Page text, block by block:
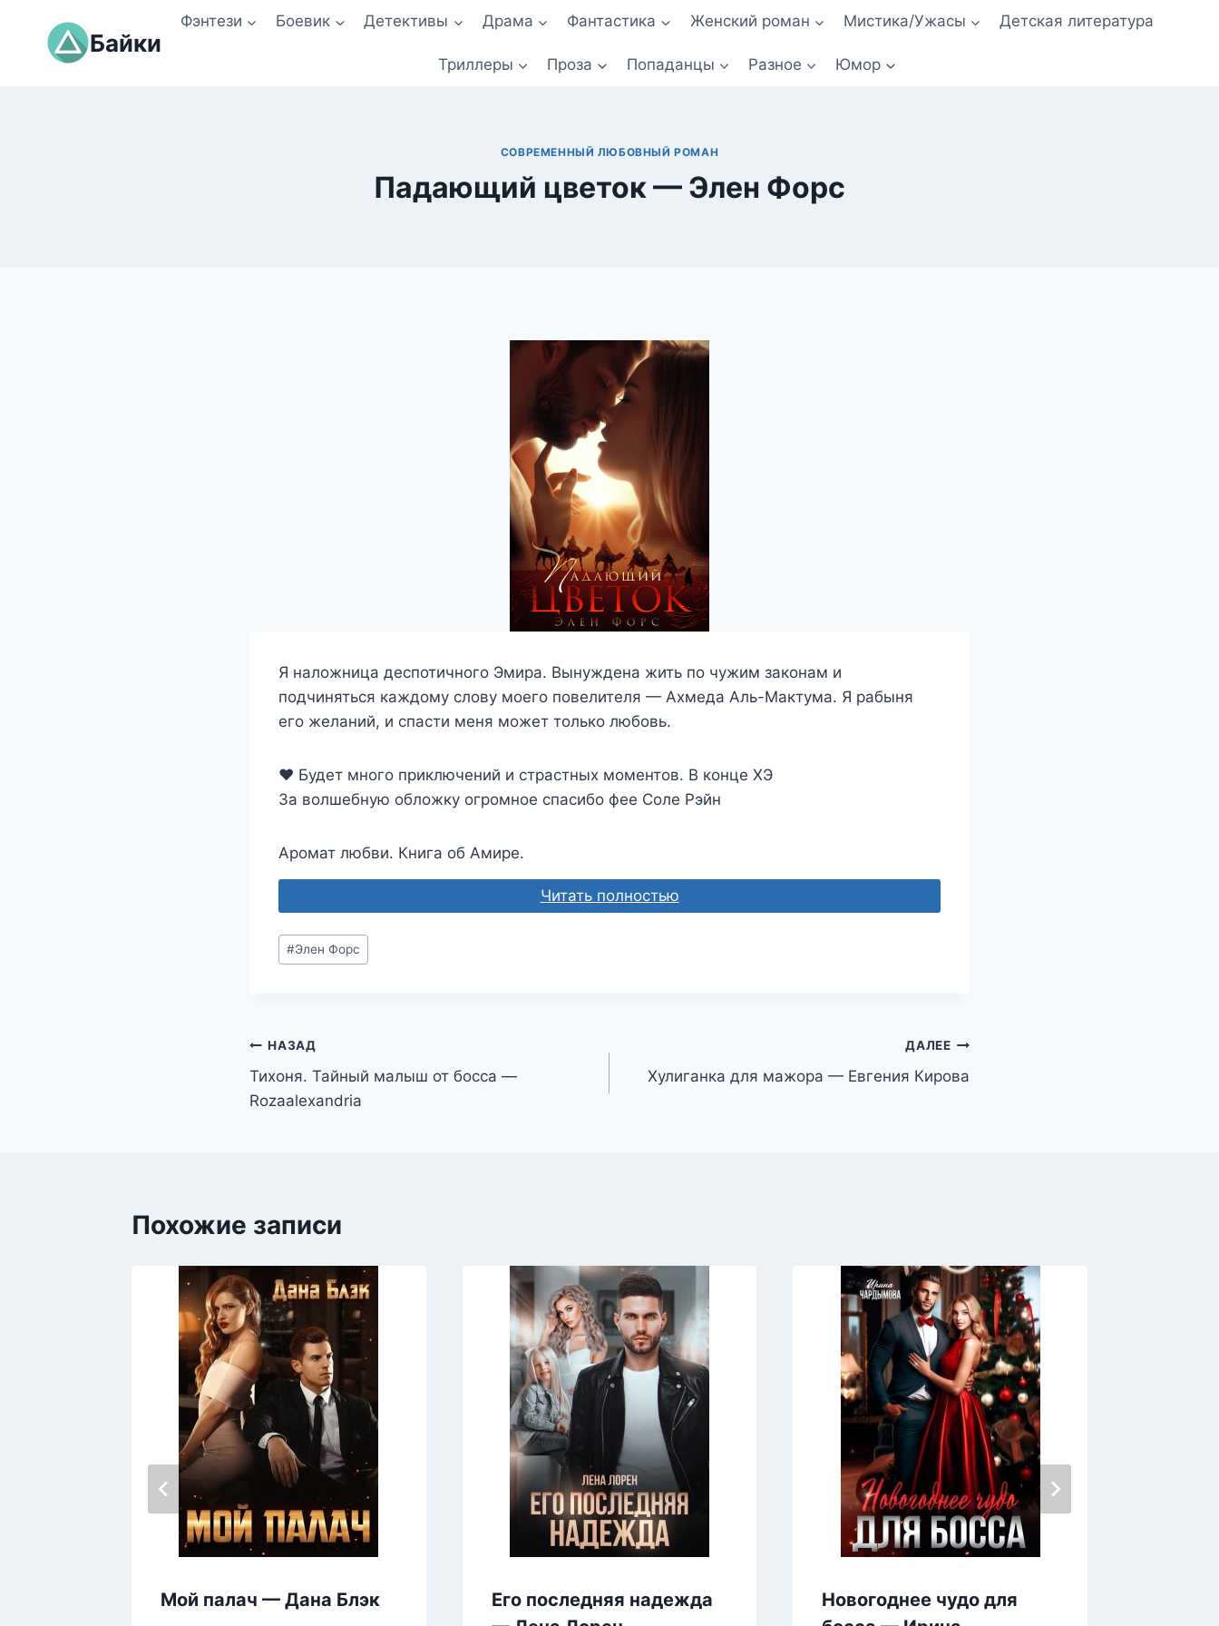
содержимому
Байки
Фэнтези Боевик Детективы Драма Фантастика Женский роман Мистика/Ужасы Детская литература
Триллеры Проза Попаданцы Разное Юмор
СОВРЕМЕННЫЙ ЛЮБОВНЫЙ РОМАН
Падающий цветок — Элен Форс
Я наложница деспотичного Эмира. Вынуждена жить по чужим законам и
подчиняться каждому слову моего повелителя — Ахмеда Аль-Мактума. Я рабыня
его желаний, и спасти меня может только любовь.
❤️ Будет много приключений и страстных моментов. В конце ХЭ
За волшебную обложку огромное спасибо фее Соле Рэйн
Аромат любви. Книга об Амире.
Читать полностью
Метки
записи:
#Элен Форс
Навигация
по
НАЗАД
Тихоня. Тайный малыш от босса —
Rozaalexandria
ДАЛЕЕ
Хулиганка для мажора — Евгения Кирова
Похожие записи
Мой палач — Дана Блэк
Его последняя надежда
Новогоднее чудо для